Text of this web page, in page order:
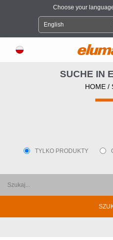
Choose your
English
SUCHE IN
HOME /
TYLKO PRODUKTY